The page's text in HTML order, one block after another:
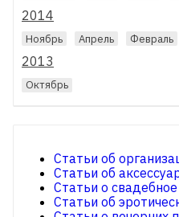
2014
Ноябрь Апрель Февраль
2013
Октябрь
Статьи об
Статьи об
Статьи о
Статьи об